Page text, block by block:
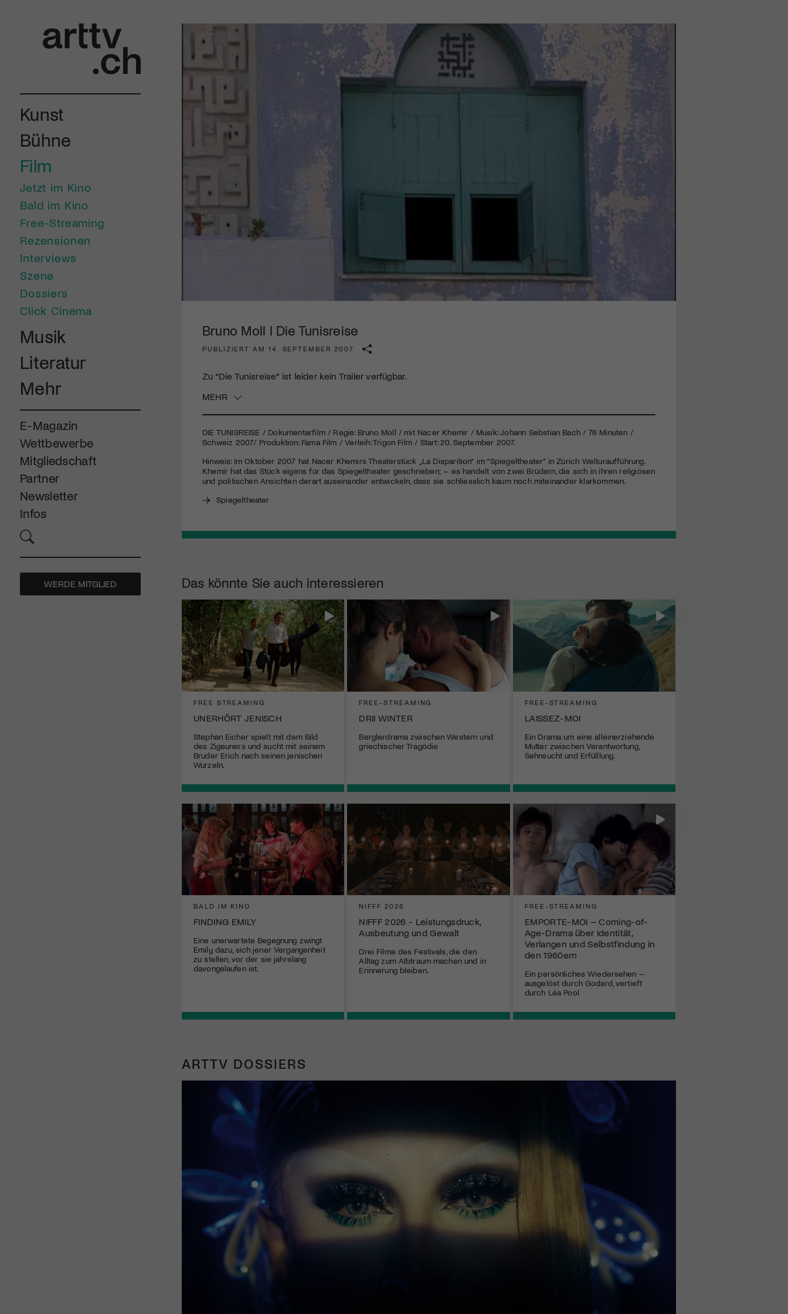
Kunst
Bühne
Film
Jetzt im Kino
Bald im Kino
Free-Streaming
Rezensionen
Interviews
Szene
Dossiers
Click Cinema
Musik
Literatur
Mehr
E-Magazin
Wettbewerbe
Mitgliedschaft
Partner
Newsletter
Infos
WERDE MITGLIED
Bruno Moll l Die Tunisreise
PUBLIZIERT AM 14. SEPTEMBER 2007
Zu “Die Tunisreise” ist leider kein Trailer verfügbar.
MEHR
DIE TUNISREISE / Dokumentarfilm / Regie: Bruno Moll / mit Nacer Khemir / Musik: Johann Sebstian Bach / 76 Minuten /
Schweiz 2007/ Produktion: Fama Film / Verleih: Trigon Film / Start: 20. September 2007.
Hinweis: Im Oktober 2007 hat Nacer Khemirs Theaterstück „La Disparition“ im “Spiegeltheater” in Zürich Welturaufführung.
Khemir hat das Stück eigens für das Spiegeltheater geschrieben; – es handelt von zwei Brüdern, die sich in ihren religiösen
und politischen Ansichten derart auseinander entwickeln, dass sie schliesslich kaum noch miteinander klarkommen.
Spiegeltheater
Das könnte Sie auch interessieren
FREE STREAMING
UNERHÖRT JENISCH
Stephan Eicher spielt mit dem Bild
des Zigeuners und sucht mit seinem
Bruder Erich nach seinen jenischen
Wurzeln.
FREE-STREAMING
DRII WINTER
Berglerdrama zwischen Western und
griechischer Tragödie
FREE-STREAMING
LAISSEZ-MOI
Ein Drama um eine alleinerziehende
Mutter zwischen Verantwortung,
Sehnsucht und Erfülllung.
BALD IM KINO
FINDING EMILY
Eine unerwartete Begegnung zwingt
Emily dazu, sich jener Vergangenheit
zu stellen, vor der sie jahrelang
davongelaufen ist.
NIFFF 2026
NIFFF 2026 - Leistungsdruck,
Ausbeutung und Gewalt
Drei Filme des Festivals, die den
Alltag zum Albtraum machen und in
Erinnerung bleiben.
FREE-STREAMING
EMPORTE-MOI – Coming-of-
Age-Drama über Identität,
Verlangen und Selbstfindung in
den 1960ern
Ein persönliches Wiedersehen –
ausgelöst durch Godard, vertieft
durch Léa Pool
ARTTV DOSSIERS
Mach mit: «Be Part of the Art»!
Engagiere dich als Kulturliebhaber:in, Kulturschaffende(r) oder
Kulturinstitution und unterstütze unsere Arbeit.
diversen Kulturevents.
Jetzt Mitglied werden